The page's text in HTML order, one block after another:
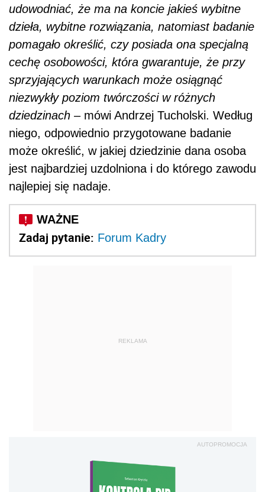
udowodniać, że ma na koncie jakieś wybitne
dzieła, wybitne rozwiązania, natomiast badanie
pomagało określić, czy posiada ona specjalną
cechę osobowości, która gwarantuje, że przy
sprzyjających warunkach może osiągnąć
niezwykły poziom twórczości w różnych
dziedzinach – mówi Andrzej Tucholski. Według
niego, odpowiednio przygotowane badanie
może określić, w jakiej dziedzinie dana osoba
jest najbardziej uzdolniona i do którego zawodu
najlepiej się nadaje.
Zadaj pytanie: Forum Kadry
REKLAMA
AUTOPROMOCJA